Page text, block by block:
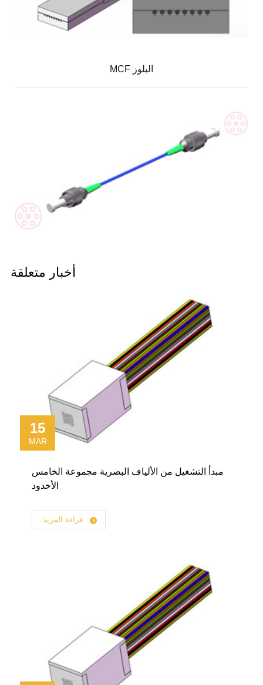
MCF البلوز
أخبار متعلقة
15
MAR
مبدأ التشغيل من الألياف البصرية مجموعة الخامس
الأخدود